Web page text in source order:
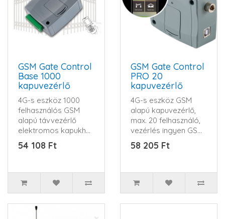
GSM Gate Control
Base 1000
kapuvezérlő
4G-s eszköz 1000
felhasználós GSM
alapú távvezérlő
elektromos kapukhoz
és sorompókhoz
&nb..
54 108 Ft
GSM Gate Control
PRO 20
kapuvezérlő
4G-s eszköz GSM
alapú kapuvezérlő,
max. 20 felhasználó,
vezérlés ingyen GSM
hívással, 2 kapu k..
58 205 Ft